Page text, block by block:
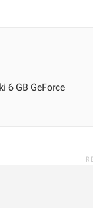
6 GB GeForce